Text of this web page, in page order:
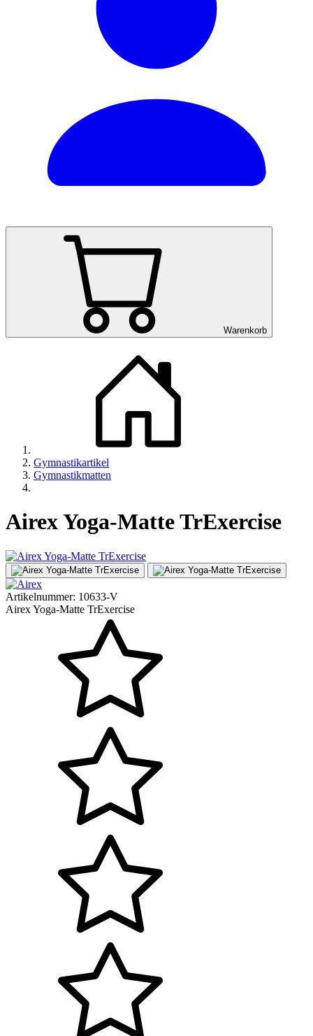
Warenkorb
Gymnastikartikel
Gymnastikmatten
Airex Yoga-Matte TrExercise
Artikelnummer: 10633-V
Airex Yoga-Matte TrExercise